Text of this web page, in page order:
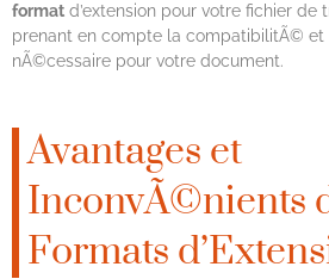
format d’extension pour votre fichier de
prenant en compte la compatibilitÃ© et
nÃ©cessaire pour votre document.
Avantages et
InconvÃ©nients
Formats